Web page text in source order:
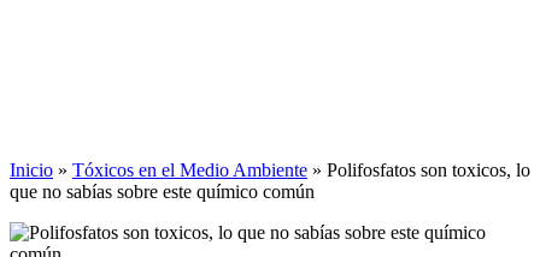
Inicio » Tóxicos en el Medio Ambiente » Polifosfatos son toxicos, lo
que no sabías sobre este químico común